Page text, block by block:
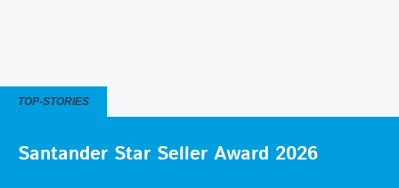
TOP-STORIES
Santander Star Seller Award 2026